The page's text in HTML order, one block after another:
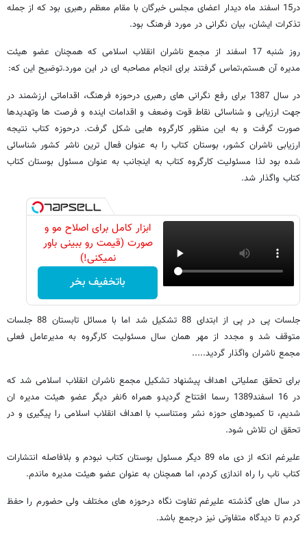
در15 اسفند ماه دیدار اعضای مجلس خبرگان با مقام معظم رهبری بود که از جمله
تذکرات ایشان، بیان نگرانی در مورد فرهنگ بود.
روز شنبه 17 اسفند از مجمع ناشران انقلاب اسلامی که همچنان عضو هیئت
مدیره آن هستم،تماس گرفتند برای انجام مصاحبه ای در این مورد.توضیح این که:
در سال 1387 برای رفع نگرانی های رهبری درحوزه فرهنگ، اقداماتی ارزشمند در
جهت ارزیابی و شناسائی نقاط قوت وضعف و اقدامات اینده و فرصت ها وتهدیدها
صورت گرفت و به این منظور کارگروه هایی شکل گرفت. درحوزه کتاب نتیجه
ارزیابی ناشران کشور، بوستان کتاب را به عنوان فعال ترین ناشر کشور شناسائی
شده بود لذا مسئولیت کارگروه کتاب به اینجانب به عنوان مسئول بوستان کتاب
کتاب واگذار شد.
ابزار کامل برای اصلاح مو و
صورت (قیمت رو ببینی باور
نمیکنی!)
باتخفیف بخر
جلسات پی در پی از ابتدای 88 تشکیل شد اما با مسائل تابستان 88 جلسات
متوقف شد و مجدد از مهر همان سال مسئولیت کارگروه به مدیرعامل فعلی
مجمع ناشران واگذار گردید.....
برای تحقق عملیاتی اهداف پیشنهاد تشکیل مجمع ناشران انقلاب اسلامی شد که
در 16 اسفند1389 رسما افتتاح گردیدو همراه 6نفر دیگر عضو هیئت مدیره ان
شدیم، تا کمبودهای حوزه نشر ومتناسب با اهداف انقلاب اسلامی را پیگیری و در
تحقق ان تلاش شود.
علیرغم انکه از دی ماه 89 دیگر مسئول بوستان کتاب نبودم و بلافاصله انتشارات
کتاب ناب را راه اندازی کردم، اما همچنان به عنوان عضو هیئت مدیره ماندم.
در سال های گذشته علیرغم تفاوت نگاه درحوزه های مختلف ولی حضورم را حفظ
کردم تا دیدگاه متفاوتی نیز درجمع باشد.